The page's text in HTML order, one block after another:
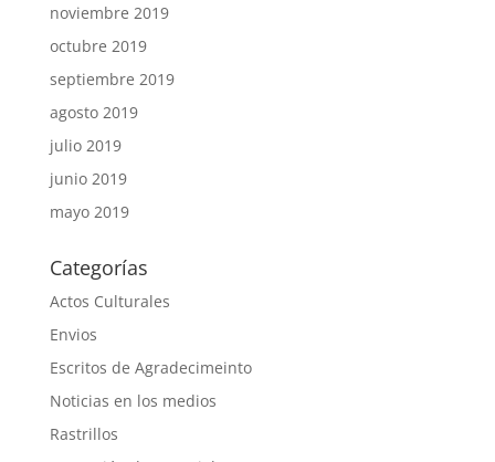
noviembre 2019
octubre 2019
septiembre 2019
agosto 2019
julio 2019
junio 2019
mayo 2019
Categorías
Actos Culturales
Envios
Escritos de Agradecimeinto
Noticias en los medios
Rastrillos